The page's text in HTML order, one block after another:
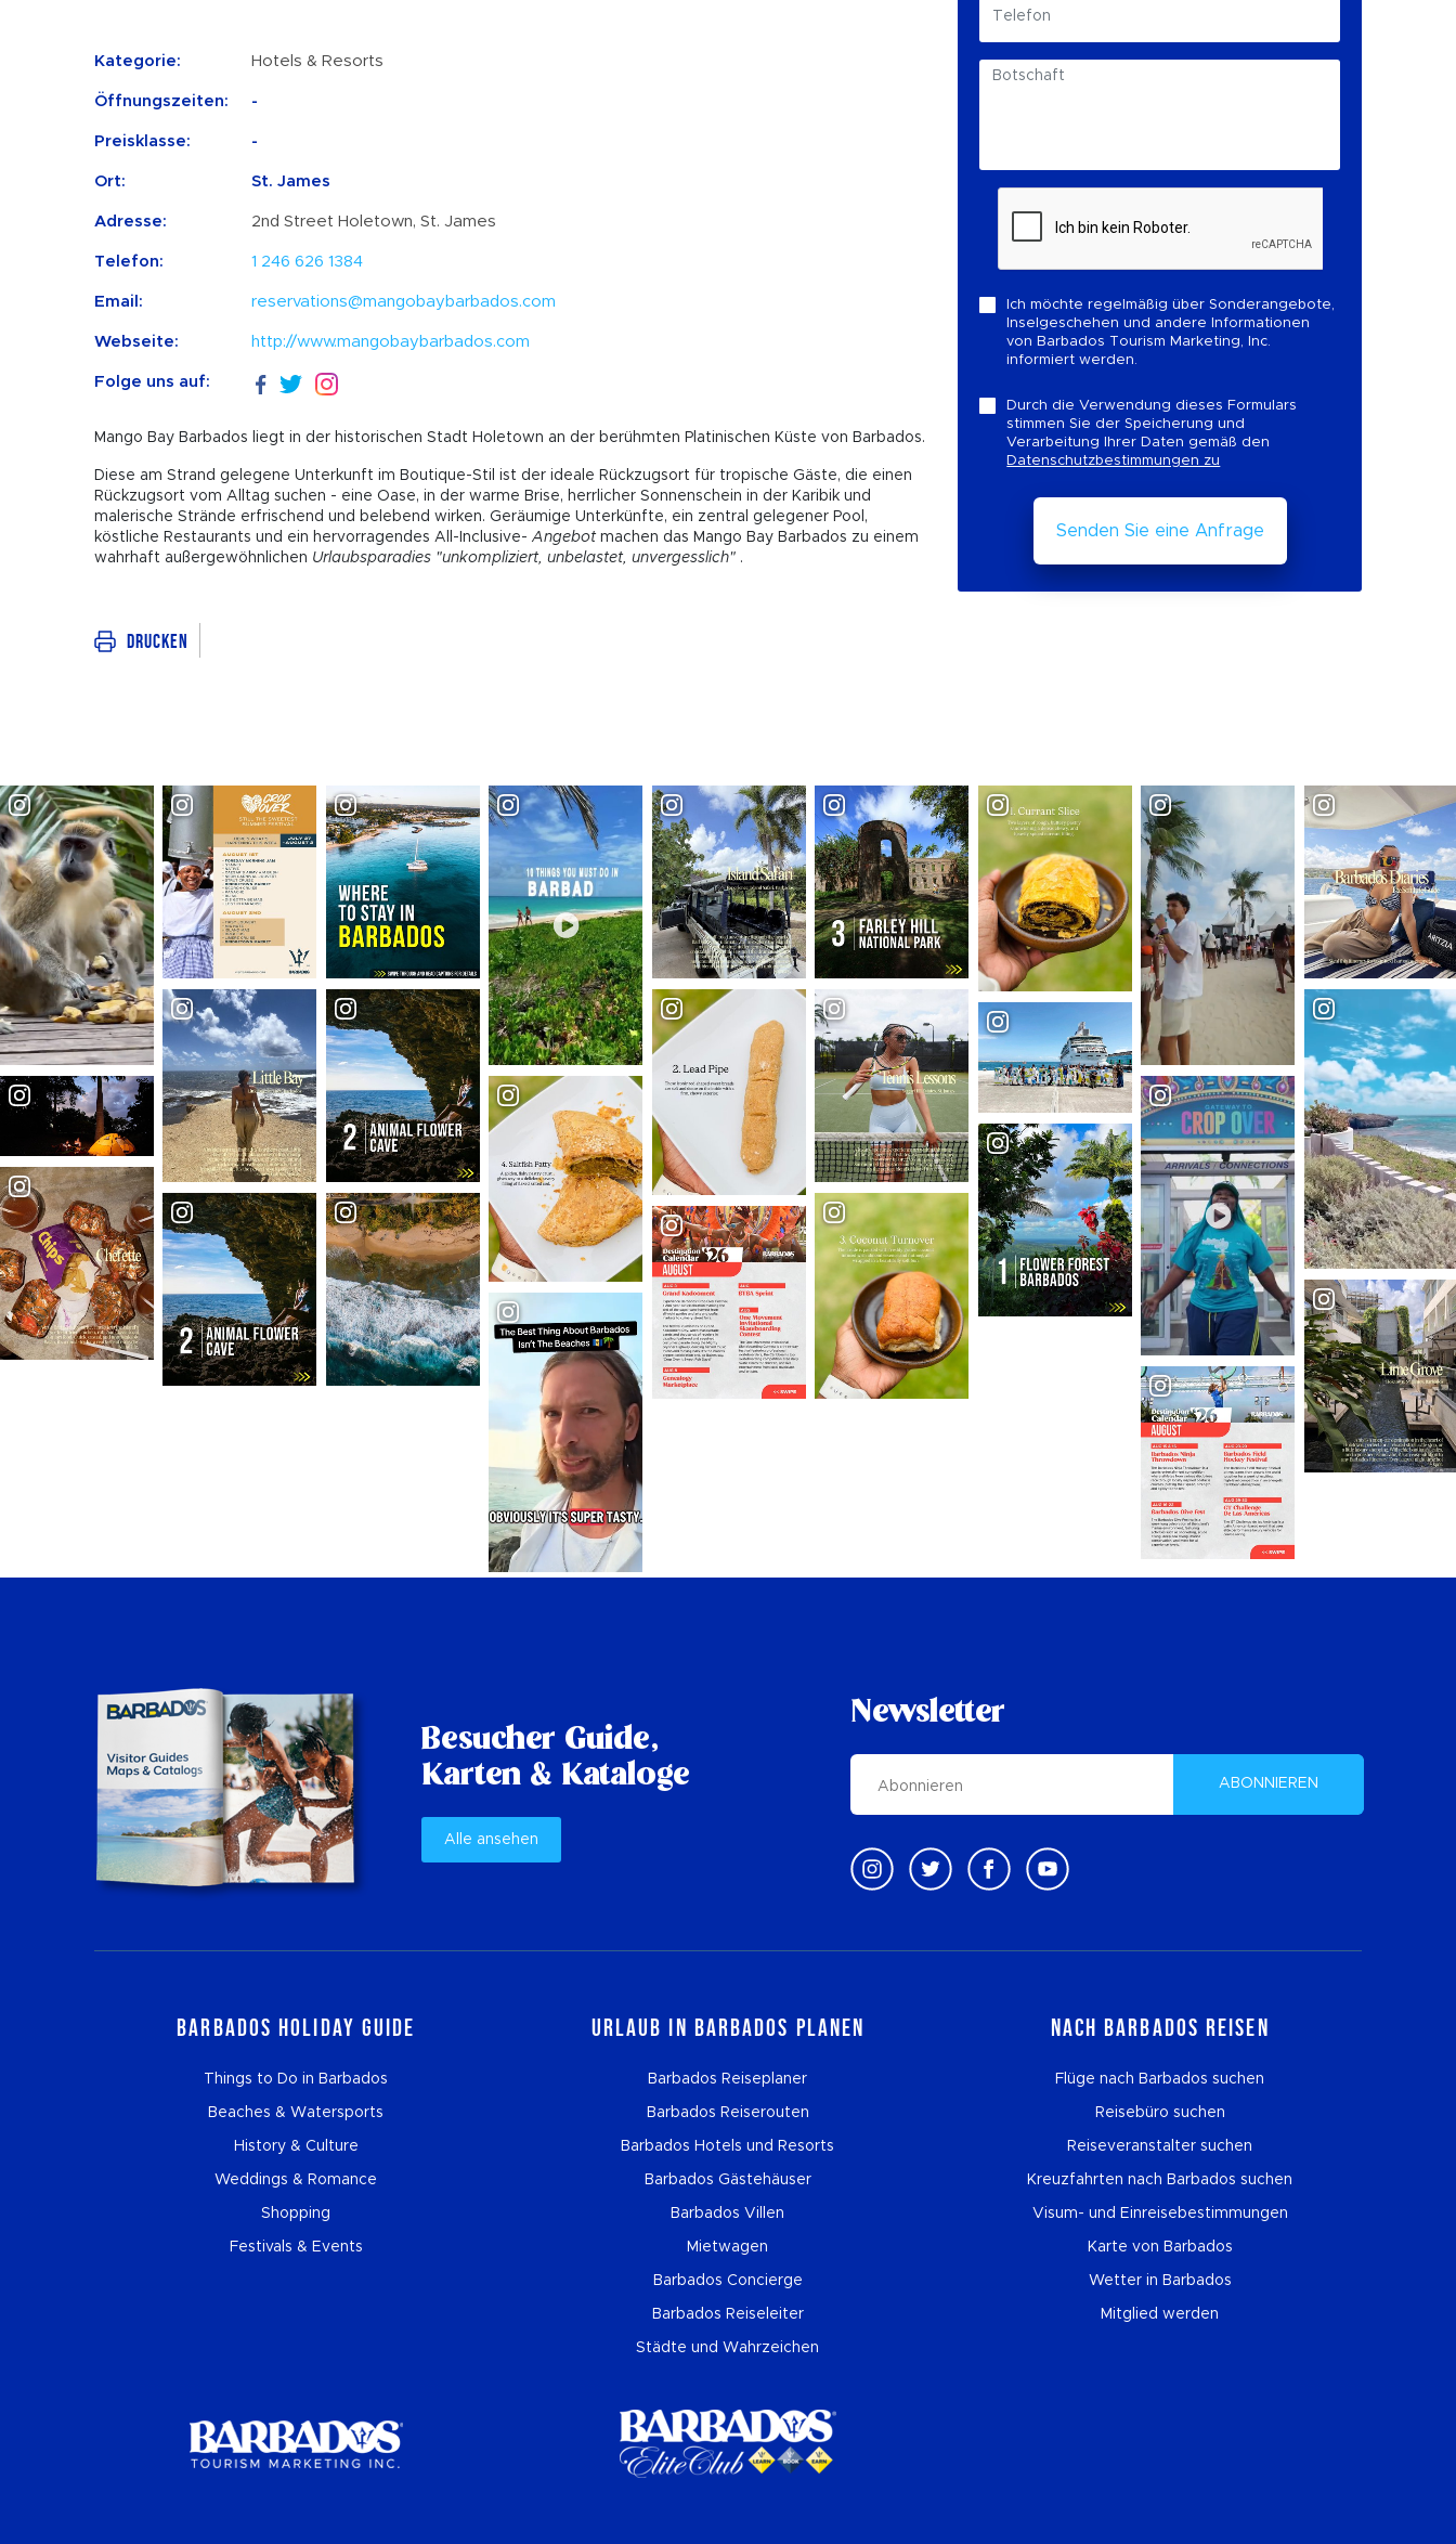
Kategorie: Hotels & Resorts
Öffnungszeiten: -
Preisklasse: -
Ort: St. James
Adresse: 2nd Street Holetown, St. James
Telefon: 1 246 626 1384
Email: reservations@mangobaybarbados.com
Webseite: http://www.mangobaybarbados.com
Folge uns auf:
Mango Bay Barbados liegt in der historischen Stadt Holetown an der berühmten Platinischen Küste von Barbados.
Diese am Strand gelegene Unterkunft im Boutique-Stil ist der ideale Rückzugsort für tropische Gäste, die einen
Rückzugsort vom Alltag suchen - eine Oase, in der warme Brise, herrlicher Sonnenschein in der Karibik und
malerische Strände erfrischend und belebend wirken. Geräumige Unterkünfte, ein zentral gelegener Pool,
köstliche Restaurants und ein hervorragendes All-Inclusive- Angebotmachen das Mango Bay Barbados zu einem
wahrhaft außergewöhnlichen Urlaubsparadies "unkompliziert, unbelastet, unvergesslich" .
Drucken
Ich möchte regelmäßig über Sonderangebote,
Inselgeschehen und andere Informationen
von Barbados Tourism Marketing, Inc.
informiert werden.
Durch die Verwendung dieses Formulars
stimmen Sie der Speicherung und
Verarbeitung Ihrer Daten gemäß den
Datenschutzbestimmungen zu
Besucher Guide,
Karten & Kataloge
Alle ansehen
Newsletter
ABONNIEREN
Barbados Holiday Guide
Things to Do in Barbados
Beaches & Watersports
History & Culture
Weddings & Romance
Shopping
Festivals & Events
Urlaub in Barbados planen
Barbados Reiseplaner
Barbados Reiserouten
Barbados Hotels und Resorts
Barbados Gästehäuser
Barbados Villen
Mietwagen
Barbados Concierge
Barbados Reiseleiter
Städte und Wahrzeichen
Nach Barbados reisen
Flüge nach Barbados suchen
Reisebüro suchen
Reiseveranstalter suchen
Kreuzfahrten nach Barbados suchen
Visum- und Einreisebestimmungen
Karte von Barbados
Wetter in Barbados
Mitglied werden